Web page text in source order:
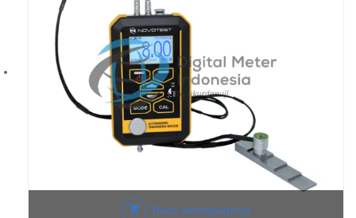
Baca selengkapnya